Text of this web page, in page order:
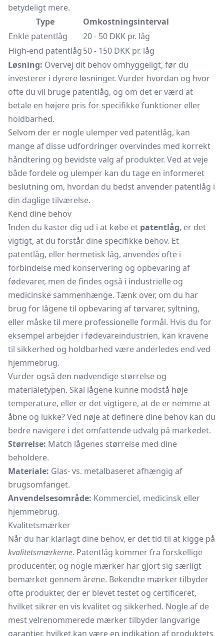
betydeligt mere.
Type
Omkostningsinterval
Enkle patentlåg
20 - 50 DKK pr. låg
High-end patentlåg50 - 150 DKK pr. låg
Løsning: Overvej dit behov omhyggeligt, før du
investerer i dyrere løsninger. Vurder hvordan og hvor
ofte du vil bruge patentlåg, og om det er værd at
betale en højere pris for specifikke funktioner eller
holdbarhed.
Selvom der er nogle ulemper ved patentlåg, kan
mange af disse udfordringer overvindes med korrekt
håndtering og bevidste valg af produkter. Ved at veje
både fordele og ulemper kan du tage en informeret
beslutning om, hvordan du bedst anvender patentlåg i
din daglige tilværelse.
Kend dine behov
Inden du kaster dig ud i at købe et patentlåg, er det
vigtigt, at du forstår dine specifikke behov. Et
patentlåg, eller hermetisk låg, anvendes ofte i
forbindelse med konservering og opbevaring af
fødevarer, men de findes også i industrielle og
medicinske sammenhænge. Tænk over, om du har
brug for lågene til opbevaring af tørvarer, syltning,
eller måske til mere professionelle formål. Hvis du for
eksempel arbejder i fødevareindustrien, kan kravene
til sikkerhed og holdbarhed være anderledes end ved
hjemmebrug.
Vurder også den nødvendige størrelse og
materialetypen. Skal lågene kunne modstå høje
temperature, eller er det vigtigere, at de er nemme at
åbne og lukke? Ved nøje at definere dine behov kan du
bedre navigere i det omfattende udvalg på markedet.
Størrelse: Match lågenes størrelse med dine
beholdere.
Materiale: Glas- vs. metalbaseret afhængig af
brugsomfanget.
Anvendelsesområde: Kommerciel, medicinsk eller
hjemmebrug.
Kvalitetsmærker
Når du har klarlagt dine behov, er det tid til at kigge på
kvalitetsmærkerne. Patentlåg kommer fra forskellige
producenter, og nogle mærker har gjort sig særligt
bemærket gennem årene. Bekendte mærker tilbyder
ofte produkter, der er blevet testet og certificeret,
hvilket sikrer en vis kvalitet og sikkerhed. Nogle af de
mest velrenommerede mærker tilbyder langvarige
garantier, hvilket kan være en indikation af produktets